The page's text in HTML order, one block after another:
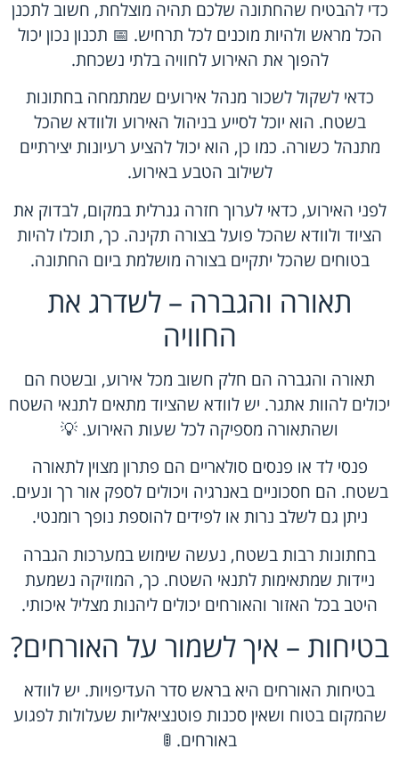
כדי להבטיח שהחתונה שלכם תהיה מוצלחת, חשוב לתכנן
הכל מראש ולהיות מוכנים לכל תרחיש. 📅 תכנון נכון יכול
להפוך את האירוע לחוויה בלתי נשכחת.
כדאי לשקול לשכור מנהל אירועים שמתמחה בחתונות
בשטח. הוא יוכל לסייע בניהול האירוע ולוודא שהכל
מתנהל כשורה. כמו כן, הוא יכול להציע רעיונות יצירתיים
לשילוב הטבע באירוע.
לפני האירוע, כדאי לערוך חזרה גנרלית במקום, לבדוק את
הציוד ולוודא שהכל פועל בצורה תקינה. כך, תוכלו להיות
בטוחים שהכל יתקיים בצורה מושלמת ביום החתונה.
תאורה והגברה – לשדרג את
החוויה
תאורה והגברה הם חלק חשוב מכל אירוע, ובשטח הם
יכולים להוות אתגר. יש לוודא שהציוד מתאים לתנאי השטח
ושהתאורה מספיקה לכל שעות האירוע. 💡
פנסי לד או פנסים סולאריים הם פתרון מצוין לתאורה
בשטח. הם חסכוניים באנרגיה ויכולים לספק אור רך ונעים.
ניתן גם לשלב נרות או לפידים להוספת נופך רומנטי.
בחתונות רבות בשטח, נעשה שימוש במערכות הגברה
ניידות שמתאימות לתנאי השטח. כך, המוזיקה נשמעת
היטב בכל האזור והאורחים יכולים ליהנות מצליל איכותי.
בטיחות – איך לשמור על האורחים?
בטיחות האורחים היא בראש סדר העדיפויות. יש לוודא
שהמקום בטוח ושאין סכנות פוטנציאליות שעלולות לפגוע
באורחים. 🚦